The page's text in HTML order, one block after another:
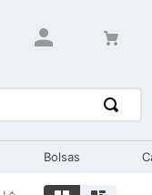
Bolsas